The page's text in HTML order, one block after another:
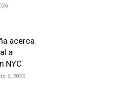
acerca
a
NYC
6, 2026